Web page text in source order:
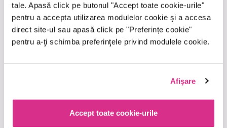
tale. Apasă click pe butonul "Accept toate cookie-urile"
pentru a accepta utilizarea modulelor cookie şi a accesa
direct site-ul sau apasă click pe "Preferințe cookie"
pentru a-ţi schimba preferinţele privind modulele cookie.
Afişare
Accept toate cookie-urile
Medicii care realizează această
procedură